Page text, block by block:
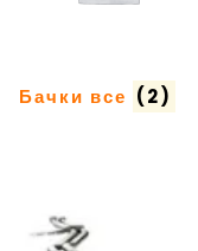
Бачки все (2)